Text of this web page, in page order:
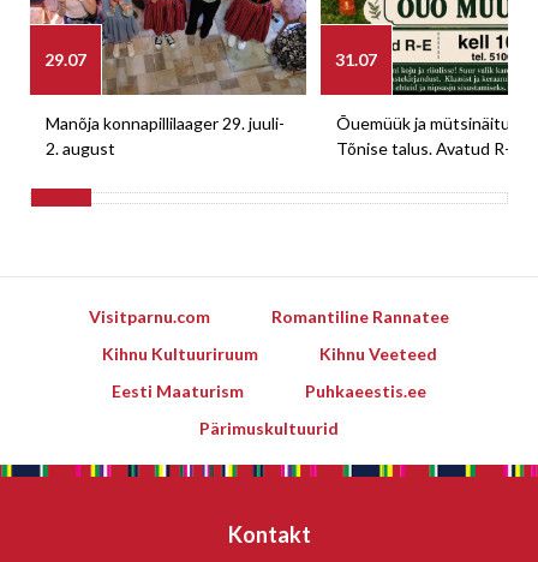
29.07
Manõja konnapillilaager 29. juuli-
2. august
31.07
Õuemüük ja mütsinäitus
Tõnise talus. Avatud R-E
Visitparnu.com
Romantiline Rannatee
Kihnu Kultuuriruum
Kihnu Veeteed
Eesti Maaturism
Puhkaeestis.ee
Pärimuskultuurid
Kontakt